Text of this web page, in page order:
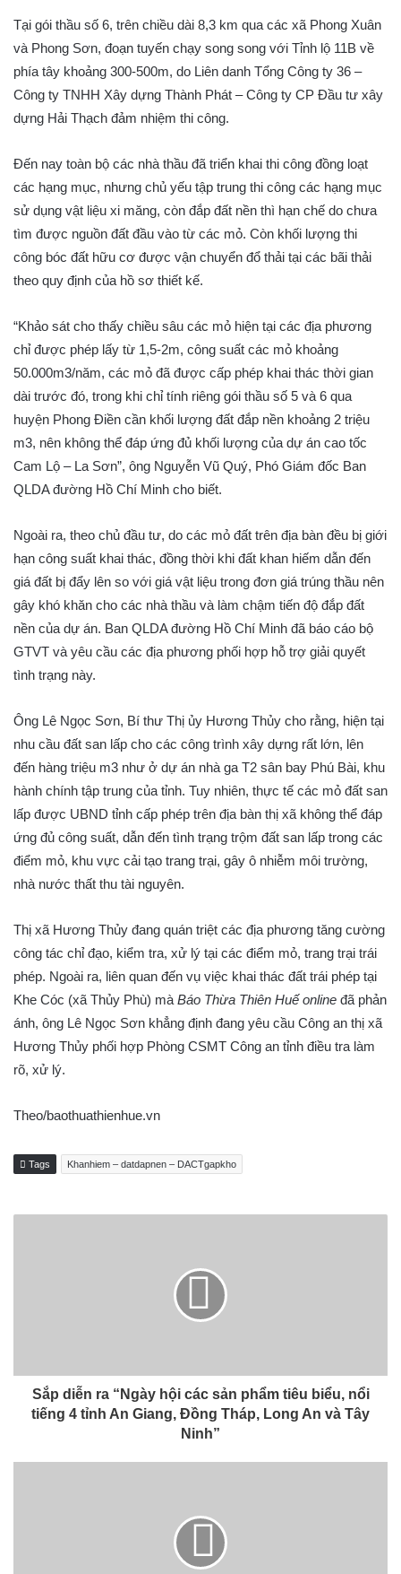
Tại gói thầu số 6, trên chiều dài 8,3 km qua các xã Phong Xuân
và Phong Sơn, đoạn tuyến chạy song song với Tỉnh lộ 11B về
phía tây khoảng 300-500m, do Liên danh Tổng Công ty 36 –
Công ty TNHH Xây dựng Thành Phát – Công ty CP Đầu tư xây
dựng Hải Thạch đảm nhiệm thi công.
Đến nay toàn bộ các nhà thầu đã triển khai thi công đồng loạt
các hạng mục, nhưng chủ yếu tập trung thi công các hạng mục
sử dụng vật liệu xi măng, còn đắp đất nền thì hạn chế do chưa
tìm được nguồn đất đầu vào từ các mỏ. Còn khối lượng thi
công bóc đất hữu cơ được vận chuyển đổ thải tại các bãi thải
theo quy định của hồ sơ thiết kế.
“Khảo sát cho thấy chiều sâu các mỏ hiện tại các địa phương
chỉ được phép lấy từ 1,5-2m, công suất các mỏ khoảng
50.000m3/năm, các mỏ đã được cấp phép khai thác thời gian
dài trước đó, trong khi chỉ tính riêng gói thầu số 5 và 6 qua
huyện Phong Điền cần khối lượng đất đắp nền khoảng 2 triệu
m3, nên không thể đáp ứng đủ khối lượng của dự án cao tốc
Cam Lộ – La Sơn”, ông Nguyễn Vũ Quý, Phó Giám đốc Ban
QLDA đường Hồ Chí Minh cho biết.
Ngoài ra, theo chủ đầu tư, do các mỏ đất trên địa bàn đều bị giới
hạn công suất khai thác, đồng thời khi đất khan hiếm dẫn đến
giá đất bị đẩy lên so với giá vật liệu trong đơn giá trúng thầu nên
gây khó khăn cho các nhà thầu và làm chậm tiến độ đắp đất
nền của dự án. Ban QLDA đường Hồ Chí Minh đã báo cáo bộ
GTVT và yêu cầu các địa phương phối hợp hỗ trợ giải quyết
tình trạng này.
Ông Lê Ngọc Sơn, Bí thư Thị ủy Hương Thủy cho rằng, hiện tại
nhu cầu đất san lấp cho các công trình xây dựng rất lớn, lên
đến hàng triệu m3 như ở dự án nhà ga T2 sân bay Phú Bài, khu
hành chính tập trung của tỉnh. Tuy nhiên, thực tế các mỏ đất san
lấp được UBND tỉnh cấp phép trên địa bàn thị xã không thể đáp
ứng đủ công suất, dẫn đến tình trạng trộm đất san lấp trong các
điểm mỏ, khu vực cải tạo trang trại, gây ô nhiễm môi trường,
nhà nước thất thu tài nguyên.
Thị xã Hương Thủy đang quán triệt các địa phương tăng cường
công tác chỉ đạo, kiểm tra, xử lý tại các điểm mỏ, trang trại trái
phép. Ngoài ra, liên quan đến vụ việc khai thác đất trái phép tại
Khe Cóc (xã Thủy Phù) mà Báo Thừa Thiên Huế online đã phản
ánh, ông Lê Ngọc Sơn khẳng định đang yêu cầu Công an thị xã
Hương Thủy phối hợp Phòng CSMT Công an tỉnh điều tra làm
rõ, xử lý.
Theo/baothuathienhue.vn
Tags Khanhiem – datdapnen – DACTgapkho
Sắp diễn ra “Ngày hội các sản phẩm tiêu biểu, nổi
tiếng 4 tỉnh An Giang, Đồng Tháp, Long An và Tây
Ninh”